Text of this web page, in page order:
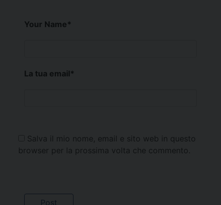
Your Name*
La tua email*
Salva il mio nome, email e sito web in questo
browser per la prossima volta che commento.